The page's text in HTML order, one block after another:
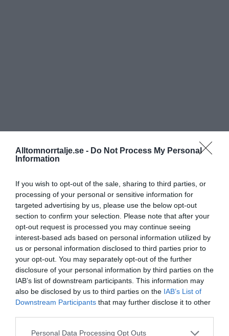
Alltomnorrtalje.se - Do Not Process My Personal
Information
If you wish to opt-out of the sale, sharing to third parties, or
processing of your personal or sensitive information for
targeted advertising by us, please use the below opt-out
section to confirm your selection. Please note that after your
opt-out request is processed you may continue seeing
interest-based ads based on personal information utilized by
us or personal information disclosed to third parties prior to
your opt-out. You may separately opt-out of the further
disclosure of your personal information by third parties on the
IAB’s list of downstream participants. This information may
also be disclosed by us to third parties on the IAB’s List of
Downstream Participants that may further disclose it to other
Personal Data Processing Opt Outs